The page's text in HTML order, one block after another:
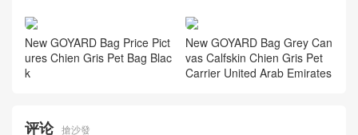
ifold Coin Purse Canada
New GOYARD Classic Printe
ates
New GOYARD Chien Gris Pe